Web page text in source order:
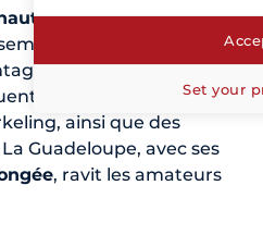
sont une part
pendant la
des croisières à la
tout le matériel
ainsi que des
Guadeloupe, avec ses
, ravit les amateurs
Set your